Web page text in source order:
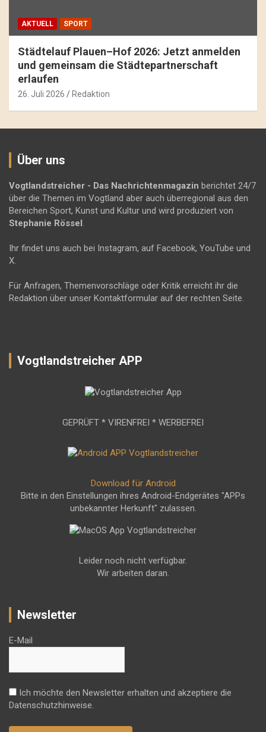
AKTUELL SPORT
Städtelauf Plauen–Hof 2026: Jetzt anmelden
und gemeinsam die Städtepartnerschaft
erlaufen
26. Juli 2026 Redaktion
Über uns
Vogtlandstreicher - Das Nachrichtenmagazin berichtet 24/7
über die Themen im Vogtland aber auch überregional aus den
Bereichen Sport, Kunst und Kultur und wird produziert von
Stephanie Rössel .
Ihr findet uns auch bei Instagram, auf Facebook, YouTube und
X.
Für Anfragen, Themenvorschläge oder Kritik erreicht ihr die
Redaktion über unser Kontaktformular auf der rechten Seite.
Vogtlandstreicher APP
GEPRÜFT * VIRENFREI * WERBEFREI
Download für Android
Bitte in den Einstellungen ihres Android-Endgerätes "APPs
unbekannter Herkunft" zulassen.
Leider noch nicht verfügbar.
Wir arbeiten daran.
Newsletter
E-Mail
Ich möchte den Newsletter erhalten und akzeptiere die
Datenschutzhinweise.